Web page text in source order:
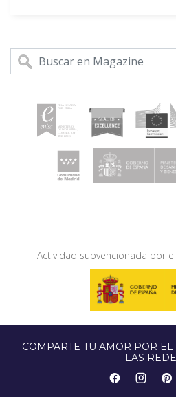
Actividad subvencionada por
COMPARTE TU AMOR POR
LAS